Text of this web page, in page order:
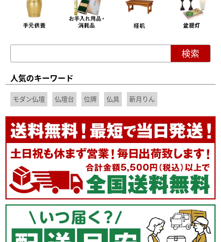
人気のキーワード
モダン仏壇 仏壇台 位牌 仏具 新月りん